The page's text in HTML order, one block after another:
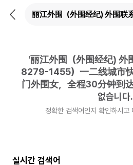
뒤
'丽江外围（外围经纪) 外
8279-1455）一二线城市
门外围女，全程30分钟到
없습니다.
정확한 검색어인지 확인하시고
실시간 검색어